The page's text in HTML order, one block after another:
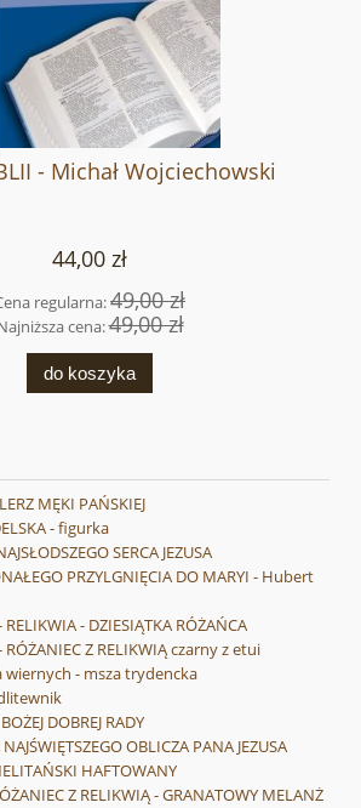
- Michał Wojciechowski
44,00 zł
regularna:49,00 zł
cena:49,00 zł
do koszyka
MĘKI PAŃSKIEJ
- figurka
SERCA JEZUSA
PRZYLGNIĘCIA DO MARYI - Hubert
- DZIESIĄTKA RÓŻAŃCA
Z RELIKWIĄ czarny z etui
wiernych - msza trydencka
DOBREJ RADY
OBLICZA PANA JEZUSA
HAFTOWANY
Z RELIKWIĄ - GRANATOWY MELANŻ